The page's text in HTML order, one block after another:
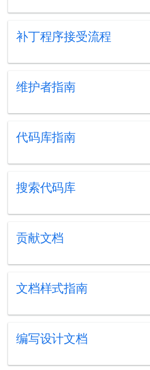
补丁程序接受流程
维护者指南
代码库指南
搜索代码库
贡献文档
文档样式指南
编写设计文档